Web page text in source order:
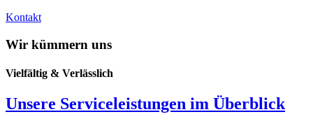
Kontakt
Wir kümmern uns
Vielfältig & Verlässlich
Unsere Serviceleistungen im Überblick